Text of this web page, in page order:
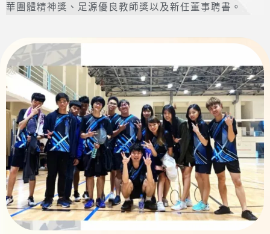
華團體精神獎、足源優良教師獎以及新任董事聘書。